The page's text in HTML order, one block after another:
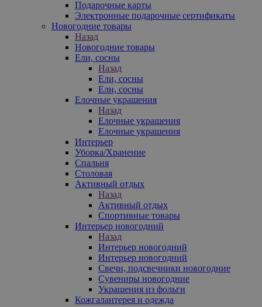
Подарочные карты
Электронные подарочные сертификаты
Новогодние товары
Назад
Новогодние товары
Ели, сосны
Назад
Ели, сосны
Ели, сосны
Елочные украшения
Назад
Елочные украшения
Елочные украшения
Интерьер
Уборка/Хранение
Спальня
Столовая
Активный отдых
Назад
Активный отдых
Спортивные товары
Интерьер новогодний
Назад
Интерьер новогодний
Интерьер новогодний
Свечи, подсвечники новогодние
Сувениры новогодние
Украшения из фольги
Кожгалантерея и одежда